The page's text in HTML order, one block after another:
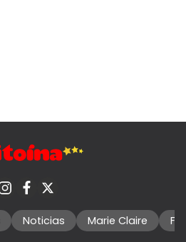
Noticias Marie Claire